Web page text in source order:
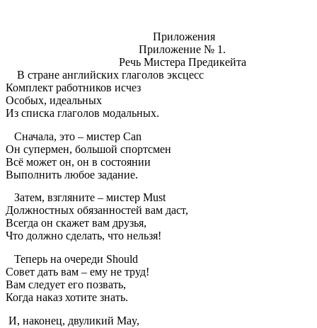
Приложения
Приложение № 1.
Речь Мистера Предикейта
В стране английских глаголов эксцесс
Комплект работников исчез
Особых, идеальных
Из списка глаголов модальных.
Сначала, это – мистер Can
Он супермен, большой спортсмен
Всё может он, он в состоянии
Выполнить любое задание.
Затем, взгляните – мистер Must
Должностных обязанностей вам даст,
Всегда он скажет вам друзья,
Что должно сделать, что нельзя!
Теперь на очереди Should
Совет дать вам – ему не труд!
Вам следует его позвать,
Когда наказ хотите знать.
И, наконец, двуликий May,